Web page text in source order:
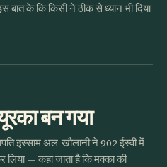
बात के कि किसी ने ठीक से ध्यान भी दिया
बन गया
इस्साम अल-खौलानी ने 902 ईस्वी में
लिया — कहा जाता है कि मक्का की